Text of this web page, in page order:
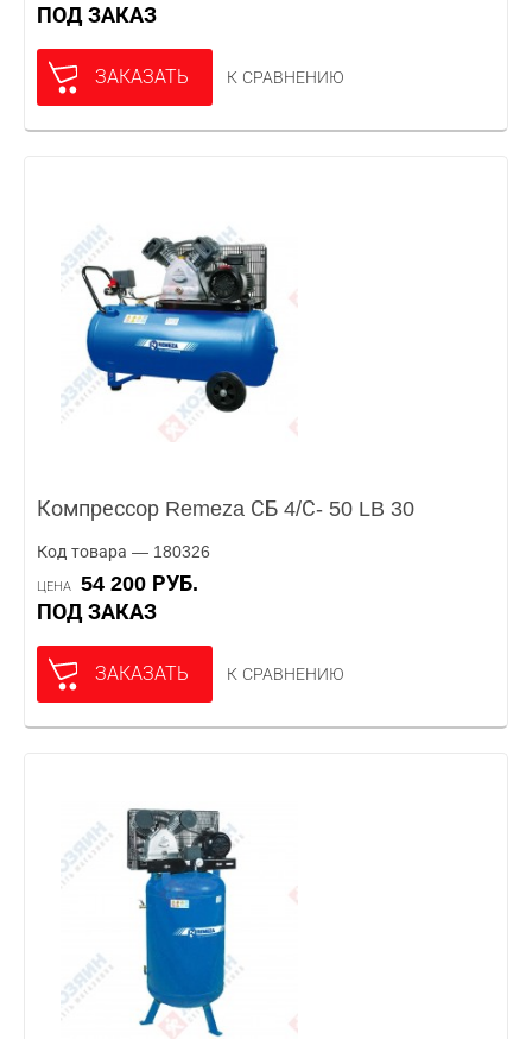
ПОД ЗАКАЗ
ЗАКАЗАТЬ К СРАВНЕНИЮ
Компрессор Remeza СБ 4/С- 50 LB 30
Код товара — 180326
ЦЕНА
54 200 РУБ.
ПОД ЗАКАЗ
ЗАКАЗАТЬ К СРАВНЕНИЮ